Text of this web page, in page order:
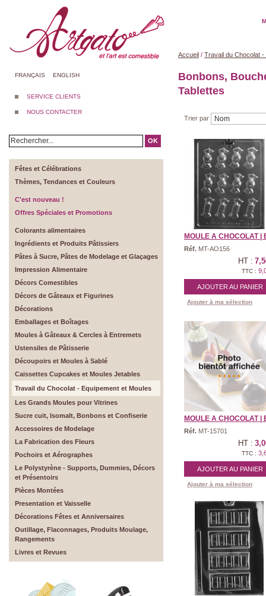
FRANÇAIS ENGLISH
SERVICE CLIENTS
NOUS CONTACTER
OK
Fêtes et Célébrations
Thèmes, Tendances et Couleurs
C'est nouveau !
Offres Spéciales et Promotions
Colorants alimentaires
Ingrédients et Produits Pâtissiers
Pâtes à Sucre, Pâtes de Modelage et Glaçages
Impression Alimentaire
Décors Comestibles
Décors de Gâteaux et Figurines
Décorations
Emballages et Boîtages
Moules à Gâteaux & Cercles à Entremets
Ustensiles de Pâtisserie
Découpoirs et Moules à Sablé
Caissettes Cupcakes et Moules Jetables
Travail du Chocolat - Equipement et Moules
Les Grands Moules pour Vitrines
Sucre cuit, Isomalt, Bonbons et Confiserie
Accessoires de Modelage
La Fabrication des Fleurs
Pochoirs et Aérographes
Le Polystyrène - Supports, Dummies, Décors
et Présentoirs
Pièces Montées
Presentation et Vaisselle
Décorations Fêtes et Anniversaires
Outillage, Flaconnages, Produits Moulage,
Rangements
Livres et Revues
Accueil / Travail du Chocolat -
Bonbons,
Tablettes
Trier par
MOULE A CHOCOLAT |
Réf. MT-AO156
HT :
TTC :
AJOUTER AU PANIER
Ajouter à ma sélection
MOULE A CHOCOLAT |
Réf. MT-15701
HT :
TTC :
AJOUTER AU PANIER
Ajouter à ma sélection